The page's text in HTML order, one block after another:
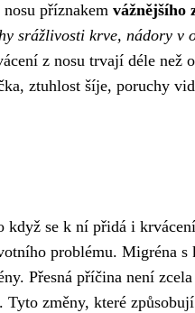
příznakem vážnějšího
srážlivosti krve, nádory v
z nosu trvají déle než
ztuhlost šíje, poruchy
když se k ní přidá i
problému. Migréna
Přesná příčina není
. Tyto změny, které